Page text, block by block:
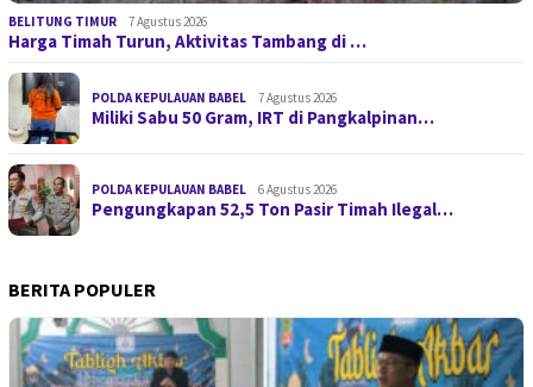
BELITUNG TIMUR 7 Agustus 2026
Harga Timah Turun, Aktivitas Tambang di …
POLDA KEPULAUAN BABEL 7 Agustus 2026
Miliki Sabu 50 Gram, IRT di Pangkalpinan…
POLDA KEPULAUAN BABEL 6 Agustus 2026
Pengungkapan 52,5 Ton Pasir Timah Ilegal…
BERITA POPULER